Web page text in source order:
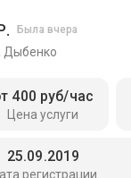
Была вчера
Дыбенко
Цена услуги
400 руб/час
регистрации
25.09.2019